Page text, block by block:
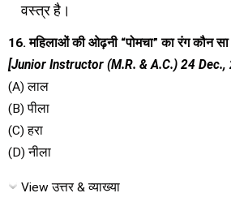
वस्त्र है।
16. महिलाओं की ओढ़नी “पोमचा” का रंग कौन सा
[Junior Instructor (M.R. & A.C.) 24 Dec.,
(A) लाल
(B) पीला
(C) हरा
(D) नीला
View उत्तर & व्याख्या